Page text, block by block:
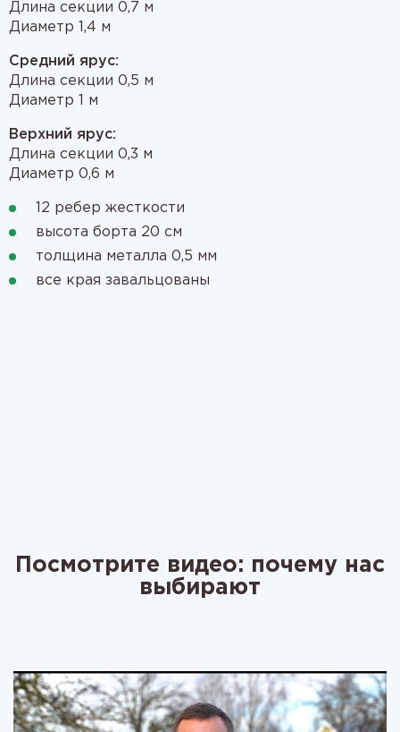
Длина секции 0,7 м
Диаметр 1,4 м
Средний ярус:
Длина секции 0,5 м
Диаметр 1 м
Верхний ярус:
Длина секции 0,3 м
Диаметр 0,6 м
12 ребер жесткости
высота борта 20 см
толщина металла 0,5 мм
все края завальцованы
Посмотрите видео: почему нас
выбирают